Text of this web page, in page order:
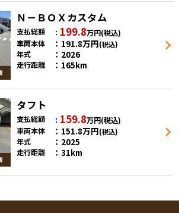
Ｎ－ＢＯＸカスタム
支払総額 199.8万円(税込)
車両本体
191.8万円(税込)
年式 2026
走行距離 165km
タフト
支払総額 159.8万円(税込)
車両本体
151.8万円(税込)
年式 2025
走行距離 31km